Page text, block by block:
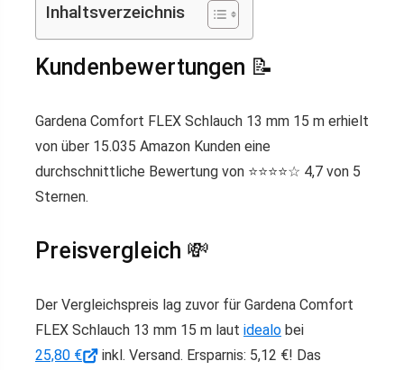
Inhaltsverzeichnis
Kundenbewertungen 📝
Gardena Comfort FLEX Schlauch 13 mm 15 m erhielt
von über 15.035 Amazon Kunden eine
durchschnittliche Bewertung von ⭐️⭐️⭐️⭐️☆ 4,7 von 5
Sternen.
Preisvergleich 💸
Der Vergleichspreis lag zuvor für Gardena Comfort
FLEX Schlauch 13 mm 15 m laut idealo bei
25,80 €
inkl. Versand. Ersparnis: 5,12 €! Das